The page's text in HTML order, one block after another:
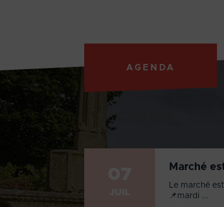
AGENDA
Marché
Le marché
📌mardi ...